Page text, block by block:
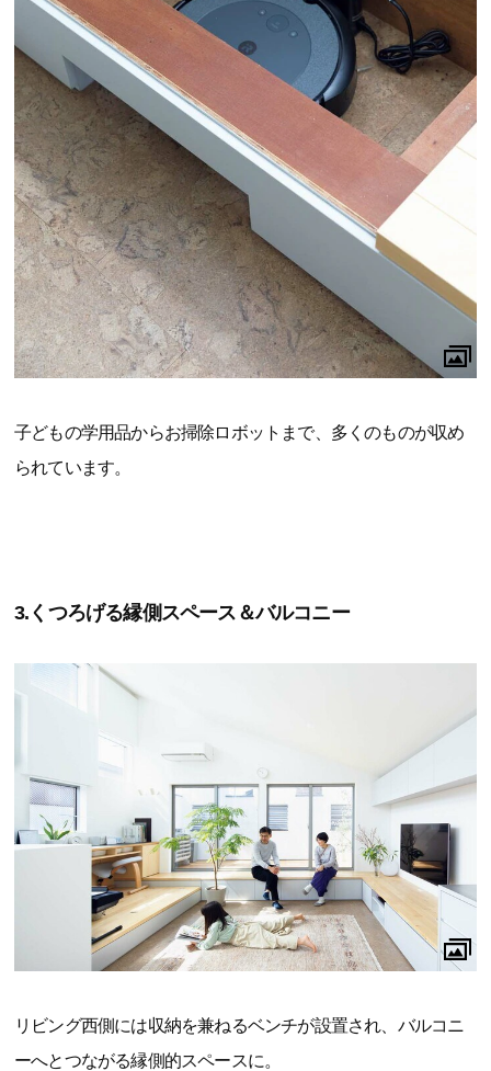
子どもの学用品からお掃除ロボットまで、多くのものが収め
られています。
3.くつろげる縁側スペース＆バルコニー
リビング西側には収納を兼ねるベンチが設置され、バルコニ
ーへとつながる縁側的スペースに。